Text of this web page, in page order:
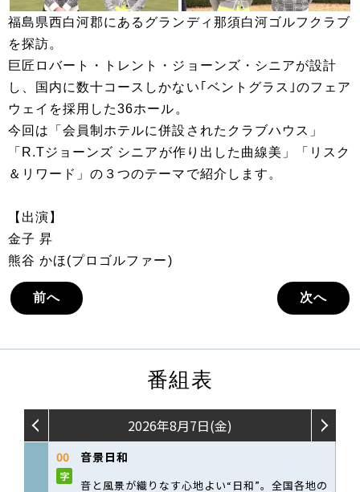
福島県西白河郡にあるグランディ那須白河ゴルフクラブ
を探訪。
巨匠ロバート・トレント・ジョーンズ・シニアが設計
し、国内に数十コースしかない｢ベントグラス｣のフェア
ウェイを採用した36ホール。
今回は「会員制ホテルに併設されたクラブハウス」
「R.Tジョーンズ シニアが作り出した曲線美」「リスク
＆リワード」の３つのテーマで紹介します。
【出演】
金子 昇
熊谷 かほ(プロゴルファー)
前へ 次へ
番組表